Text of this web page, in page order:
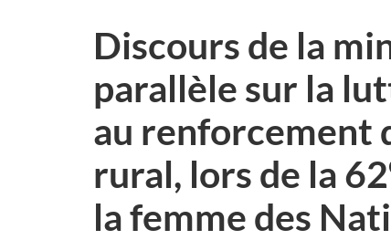
Discours de la
parallèle sur la
au renforcement
rural, lors de la 62
la femme des